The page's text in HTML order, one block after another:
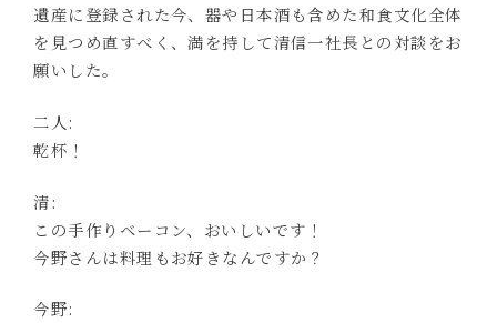
遺産に登録された今、器や日本酒も含めた和食文化全体
を見つめ直すべく、満を持して清信一社長との対談をお
願いした。
二人:
乾杯！
清:
この手作りベーコン、おいしいです！
今野さんは料理もお好きなんですか？
今野: